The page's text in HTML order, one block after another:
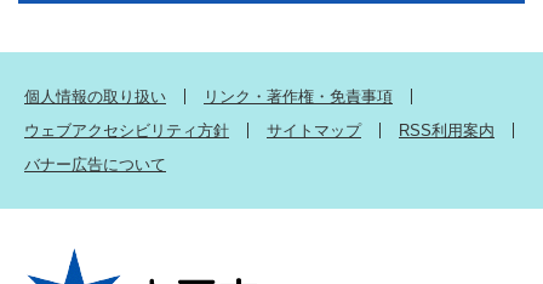
個人情報の取り扱い
リンク・著作権・免責事項
ウェブアクセシビリティ方針
サイトマップ
RSS利用案内
バナー広告について